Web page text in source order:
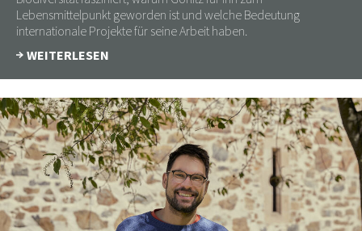
Lebensmittelpunkt geworden ist und welche Bedeutung
internationale Projekte für seine Arbeit haben.
WEITERLESEN